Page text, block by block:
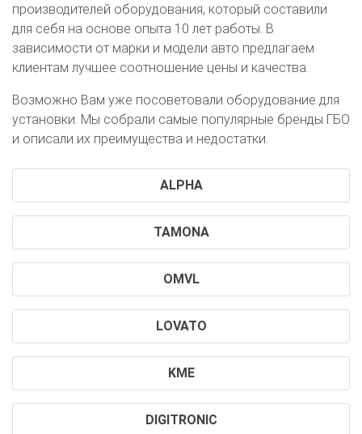
Отзывы клиентов
Установка ГБО за 6 часов
2-го поколения 4-го поколения
5-го поколения
KME Digitronic
производителей оборудования, который составили
для себя на основе опыта 10 лет работы. В
зависимости от марки и модели авто предлагаем
клиентам лучшее соотношение цены и качества.
Возможно Вам уже посоветовали оборудование для
установки. Мы собрали самые популярные бренды ГБО
и описали их преимущества и недостатки.
ALPHA
TAMONA
OMVL
LOVATO
KME
DIGITRONIC